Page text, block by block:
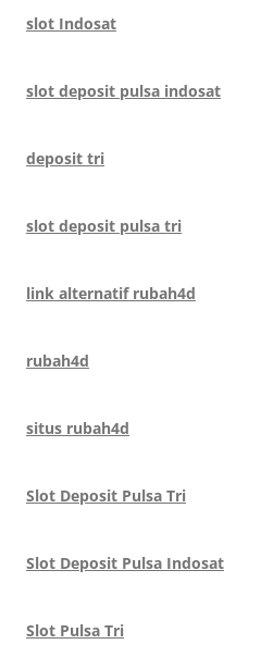
slot Indosat
slot deposit pulsa indosat
deposit tri
slot deposit pulsa tri
link alternatif rubah4d
rubah4d
situs rubah4d
Slot Deposit Pulsa Tri
Slot Deposit Pulsa Indosat
Slot Pulsa Tri